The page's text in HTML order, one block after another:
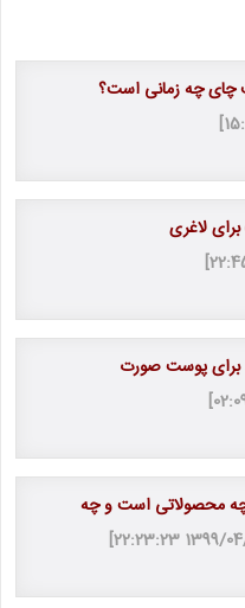
چای چه زمانی است؟
لاغری
پوست صورت
چه محصولاتی است و چه